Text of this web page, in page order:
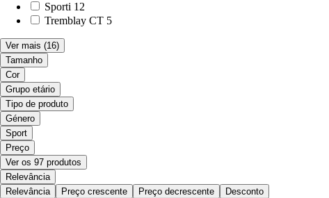
Sporti 12
Tremblay CT 5
Ver mais (16)
Tamanho
Cor
Grupo etário
Tipo de produto
Género
Sport
Preço
Ver os 97 produtos
Relevância
Relevância
Preço crescente Preço decrescente Desconto